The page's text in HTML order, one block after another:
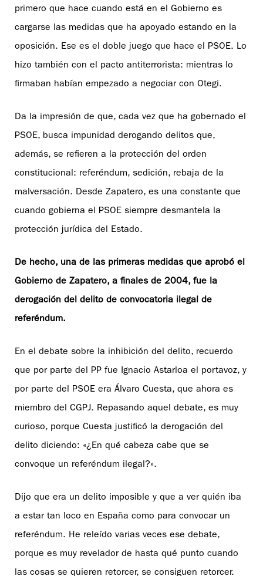
primero que hace cuando está en el Gobierno es
cargarse las medidas que ha apoyado estando en la
oposición. Ese es el doble juego que hace el PSOE. Lo
hizo también con el pacto antiterrorista: mientras lo
firmaban habían empezado a negociar con Otegi.
Da la impresión de que, cada vez que ha gobernado el
PSOE, busca impunidad derogando delitos que,
además, se refieren a la protección del orden
constitucional: referéndum, sedición, rebaja de la
malversación. Desde Zapatero, es una constante que
cuando gobierna el PSOE siempre desmantela la
protección jurídica del Estado.
De hecho, una de las primeras medidas que aprobó el
Gobierno de Zapatero, a finales de 2004, fue la
derogación del delito de convocatoria ilegal de
referéndum.
En el debate sobre la inhibición del delito, recuerdo
que por parte del PP fue Ignacio Astarloa el portavoz, y
por parte del PSOE era Álvaro Cuesta, que ahora es
miembro del CGPJ. Repasando aquel debate, es muy
curioso, porque Cuesta justificó la derogación del
delito diciendo: «¿En qué cabeza cabe que se
convoque un referéndum ilegal?».
Dijo que era un delito imposible y que a ver quién iba
a estar tan loco en España como para convocar un
referéndum. He releído varias veces ese debate,
porque es muy revelador de hasta qué punto cuando
las cosas se quieren retorcer, se consiguen retorcer.